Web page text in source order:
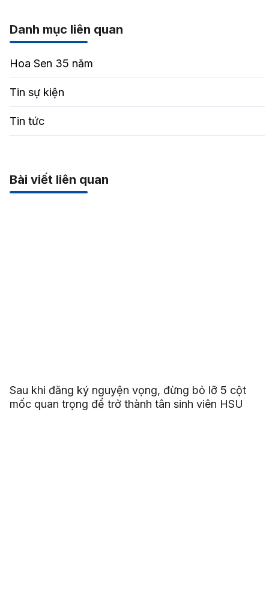
Danh mục liên quan
Hoa Sen 35 năm
Tin sự kiện
Tin tức
Bài viết liên quan
Sau khi đăng ký nguyện vọng, đừng bỏ lỡ 5 cột
mốc quan trọng để trở thành tân sinh viên HSU